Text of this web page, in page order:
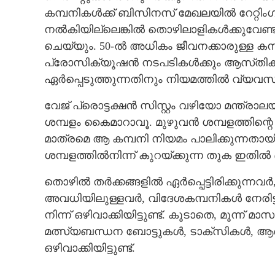
കമ്പനികൾക്ക് ബിസിനസ് മേഖലയിൽ
നൽകിയില്ലെങ്കിൽ
ചെയ്യും. 50-ൽ അധികം ജീവനക്കാരുള്ള
പ്രോസിക്യൂഷൻ നടപടികൾക്കും ആസ്‌തികൾ
ഏർപ്പെടുത്തുന്നതിനും നിയമത്തിൽ
വേജ് പ്രൊട്ടക്ഷൻ സിസ്റ്റം വഴിയോ
ശമ്പളം കൈമാറാവൂ. മുഴുവൻ
മാത്രമെ ആ കമ്പനി നിയമം
ശമ്പളത്തിൽനിന്ന് കുറയ്‌ക്കുന്ന തുക ഇതിൽ
തൊഴിൽ തർക്കങ്ങളിൽ
അവധിയിലുള്ളവ‌ർ, വിദേശകമ്പനികൾ
നിന്ന് ഒഴിവാക്കിയിട്ടുണ്ട്. കൂടാതെ,
മത്സ്യബന്ധന ബോട്ടുകൾ, ടാക്‌സികൾ,
ഒഴിവാക്കിയിട്ടുണ്ട്.